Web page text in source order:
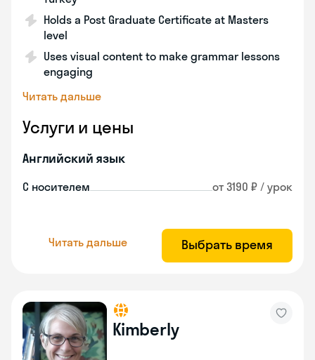
Holds a Post Graduate Certificate at Masters
level
Uses visual content to make grammar lessons
engaging
Читать дальше
Услуги и цены
Английский язык
С носителем от 3190 ₽ / урок
Читать дальше Выбрать время
Kimberly